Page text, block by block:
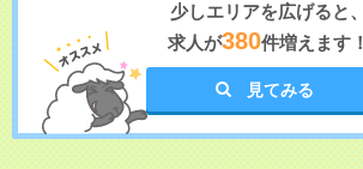
少しエリアを広げると、
求人が380件増えます！
見てみる